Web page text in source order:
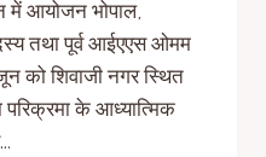
में आयोजन भोपाल,
तथा पूर्व आईएएस ओमम
को शिवाजी नगर स्थित
परिक्रमा के आध्यात्मिक